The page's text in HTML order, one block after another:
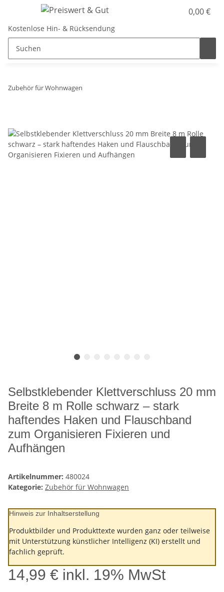
0,00 €
Kostenlose Hin- & Rücksendung
Zubehör für Wohnwagen
Selbstklebender Klettverschluss 20 mm
Breite 8 m Rolle schwarz – stark
haftendes Haken und Flauschband
zum Organisieren Fixieren und
Aufhängen
Artikelnummer: 480024
Kategorie: Zubehör für Wohnwagen
Hinweis zur Inhaltserstellung
Produktbilder und Produkttexte wurden ganz oder teilweise
mit Unterstützung künstlicher Intelligenz (KI) erstellt und
fachlich geprüft.
14,99 € inkl. 19% MwSt